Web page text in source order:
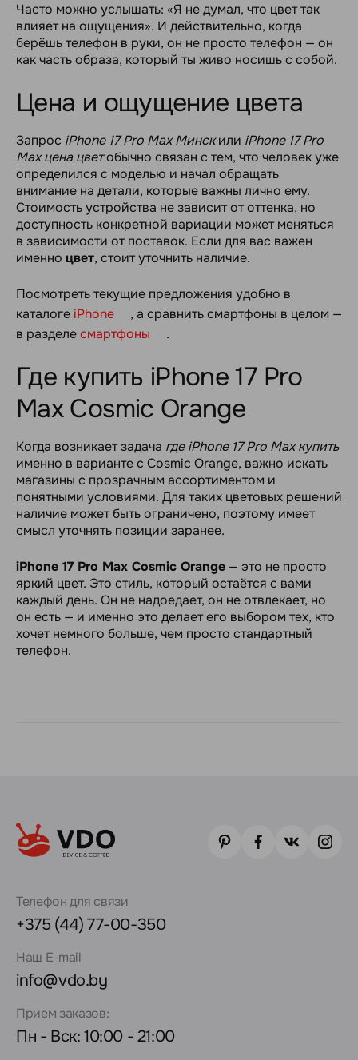
Часто можно услышать: «Я не думал, что цвет так
влияет на ощущения». И действительно, когда
берёшь телефон в руки, он не просто телефон — он
как часть образа, который ты живо носишь с собой.
Цена и ощущение цвета
Запрос iPhone 17 Pro Max Минскили iPhone 17 Pro
Max цена цветобычно связан с тем, что человек уже
определился с моделью и начал обращать
внимание на детали, которые важны лично ему.
Стоимость устройства не зависит от оттенка, но
доступность конкретной вариации может меняться
в зависимости от поставок. Если для вас важен
именно цвет, стоит уточнить наличие.
Посмотреть текущие предложения удобно в
каталоге iPhone
, а сравнить смартфоны в целом —
в разделесмартфоны .
Где купить iPhone 17 Pro
Max Cosmic Orange
Когда возникает задача где iPhone 17 Pro Max купить
именно в варианте с Cosmic Orange, важно искать
магазины с прозрачным ассортиментом и
понятными условиями. Для таких цветовых решений
наличие может быть ограничено, поэтому имеет
смысл уточнять позиции заранее.
iPhone 17 Pro Max Cosmic Orange — это не просто
яркий цвет. Это стиль, который остаётся с вами
каждый день. Он не надоедает, он не отвлекает, но
он есть — и именно это делает его выбором тех, кто
хочет немного больше, чем просто стандартный
телефон.
Телефон для связи
+375 (44) 77-00-350
Наш E-mail
info@vdo.by
Прием заказов:
Пн - Вск: 10:00 - 21:00